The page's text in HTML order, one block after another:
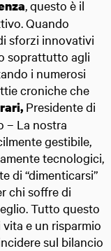
, questo è il
Quando
sforzi innovativi
soprattutto agli
i numerosi
croniche che
Presidente di
– La nostra
gestibile,
tecnologici,
di “dimenticarsi”
chi soffre di
Tutto questo
e un risparmio
sul bilancio